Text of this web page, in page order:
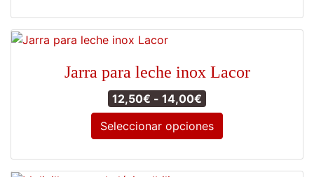
Jarra para leche inox Lacor
12,50€ - 14,00€
Seleccionar opciones
producto